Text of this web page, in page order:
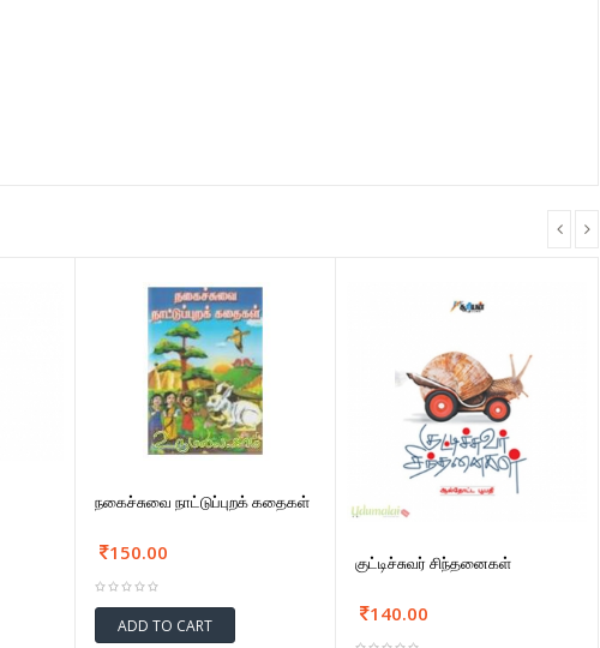
நகைச்சுவை நாட்டுப்புறக் கதைகள்
150.00
ADD TO CART
குட்டிச்சுவர் சிந்தனைகள்
140.00